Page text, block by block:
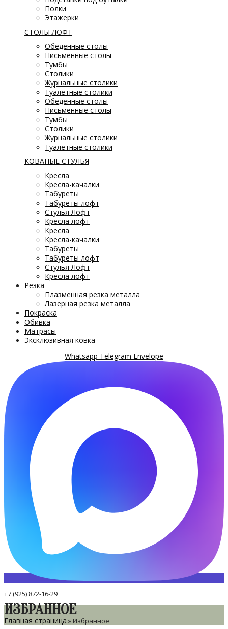
Полки
Этажерки
СТОЛЫ ЛОФТ
Обеденные столы
Письменные столы
Тумбы
Столики
Журнальные столики
Туалетные столики
Обеденные столы
Письменные столы
Тумбы
Столики
Журнальные столики
Туалетные столики
КОВАНЫЕ СТУЛЬЯ
Кресла
Кресла-качалки
Табуреты
Табуреты лофт
Стулья Лофт
Кресла лофт
Кресла
Кресла-качалки
Табуреты
Табуреты лофт
Стулья Лофт
Кресла лофт
Резка
Плазменная резка металла
Лазерная резка металла
Покраска
Обивка
Матрасы
Эксклюзивная ковка
Whatsapp Telegram Envelope
+7 (925) 872-16-29
ИЗБРАННОЕ
Главная страница » Избранное